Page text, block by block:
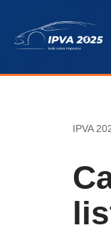
Pular
o
IPVA